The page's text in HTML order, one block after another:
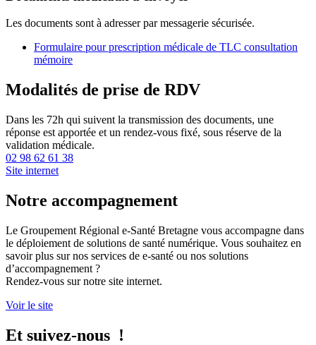
Les documents sont à adresser par messagerie sécurisée.
Formulaire pour prescription médicale de TLC consultation
mémoire
Modalités de prise de RDV
Dans les 72h qui suivent la transmission des documents, une
réponse est apportée et un rendez-vous fixé, sous réserve de la
validation médicale.
02 98 62 61 38
Site internet
Notre accompagnement
Le Groupement Régional e-Santé Bretagne vous accompagne dans
le déploiement de solutions de santé numérique. Vous souhaitez en
savoir plus sur nos services de e-santé ou nos solutions
d’accompagnement ?
Rendez-vous sur notre site internet.
Voir le site
Et suivez-nous !